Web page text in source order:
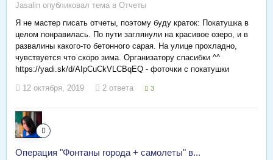
Jasalin опубликовал тема в Отчеты
Я не мастер писать отчеты, поэтому буду краток: Покатушка в
целом понравилась. По пути заглянули на красивое озеро, и в
развалины какого-то бетонного сарая. На улице прохладно,
чувствуется что скоро зима. Организатору спасибки ^^
https://yadi.sk/d/AIpCuCkVLCBqEQ - фоточки с покатушки
12 октября, 2019 2 ответа 3
Операция "Фонтаны города + самолеты" в...